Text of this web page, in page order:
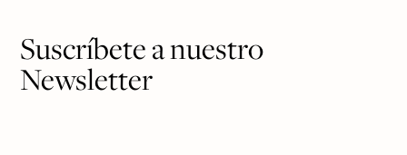
Suscríbete a nuestro
Newsletter